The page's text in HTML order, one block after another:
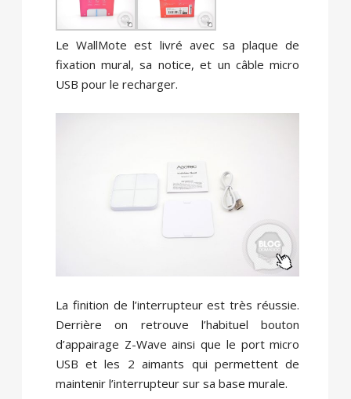
Le WallMote est livré avec sa plaque de
fixation mural, sa notice, et un câble micro
USB pour le recharger.
La finition de l’interrupteur est très réussie.
Derrière on retrouve l’habituel bouton
d’appairage Z-Wave ainsi que le port micro
USB et les 2 aimants qui permettent de
maintenir l’interrupteur sur sa base murale.